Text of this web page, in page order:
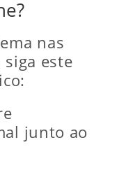
nas
este
junto ao